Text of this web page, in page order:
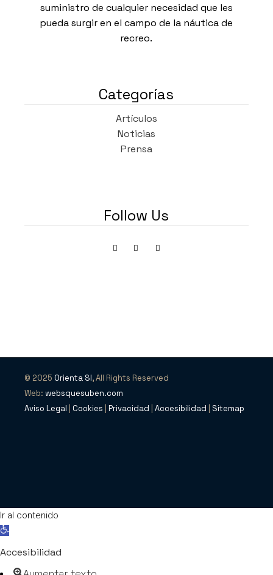
suministro de cualquier necesidad que les
pueda surgir en el campo de la náutica de
recreo.
Categorías
Artículos
Noticias
Prensa
Follow Us
© 2025Orienta SI, All Rights Reserved
Web:websquesuben.com
Aviso Legal |Cookies |Privacidad |Accesibilidad Sitemap
Ir al contenido
Abrir barra de herramientas
Accesibilidad